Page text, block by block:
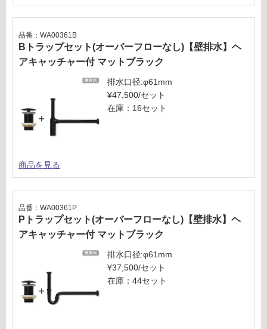
Bトラップセット(オーバーフローなし)【壁排水】ヘ
アキャッチャー付 マットブラック
品番：WA00361B
排水口径:φ61mm
¥47,500/セット
在庫：16セット
商品を見る
Pトラップセット(オーバーフローなし)【壁排水】ヘ
アキャッチャー付 マットブラック
品番：WA00361P
排水口径:φ61mm
¥37,500/セット
在庫：44セット